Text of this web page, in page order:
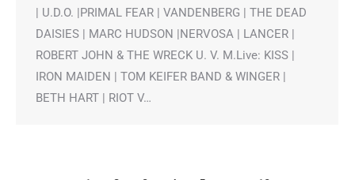
| U.D.O. |PRIMAL FEAR | VANDENBERG | THE DEAD
DAISIES | MARC HUDSON |NERVOSA | LANCER |
ROBERT JOHN & THE WRECK U. V. M.Live: KISS |
IRON MAIDEN | TOM KEIFER BAND & WINGER |
BETH HART | RIOT V…